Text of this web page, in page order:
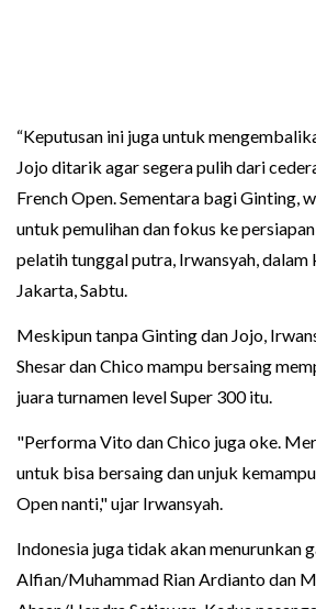
“Keputusan ini juga untuk
Jojo ditarik agar segera pulih dari
French Open. Sementara bagi Ginting,
untuk pemulihan dan fokus ke
pelatih tunggal putra, Irwansyah, dalam
Jakarta, Sabtu.
Meskipun tanpa Ginting dan Jojo,
Shesar dan Chico mampu bersaing
juara turnamen level Super 300 itu.
"Performa Vito dan Chico juga oke.
untuk bisa bersaing dan unjuk
Open nanti," ujar Irwansyah.
Indonesia juga tidak akan menurunkan
Alfian/Muhammad Rian Ardianto dan